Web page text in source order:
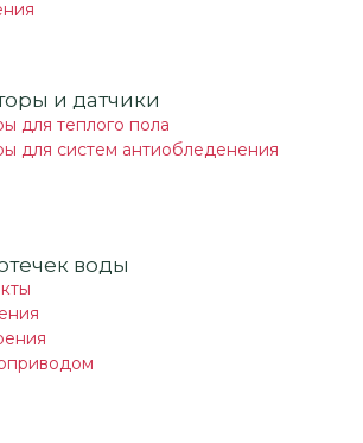
и датчики
для теплого пола
для систем антиобледенения
воды